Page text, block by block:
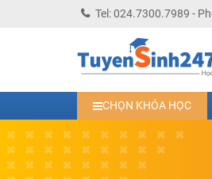
Tel: 024.7300.7989 -
CHỌN KHÓA HỌC
Học trực tuyến lớp 10
Học online trực tuyến
Học online lớp 5